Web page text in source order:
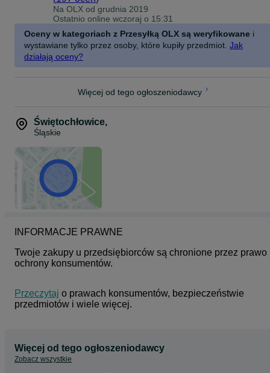
Na OLX od grudnia 2019
Ostatnio online wczoraj o 15:31
Oceny w kategoriach z Przesyłką OLX są weryfikowane i
wystawiane tylko przez osoby, które kupiły przedmiot. Jak
działają oceny?
Więcej od tego ogłoszeniodawcy
Świętochłowice,
Śląskie
INFORMACJE PRAWNE
Twoje zakupy u przedsiębiorców są chronione przez prawo
ochrony konsumentów.
Przeczytaj o prawach konsumentów, bezpieczeństwie
przedmiotów i wiele więcej.
Więcej od tego ogłoszeniodawcy
Zobacz wszystkie